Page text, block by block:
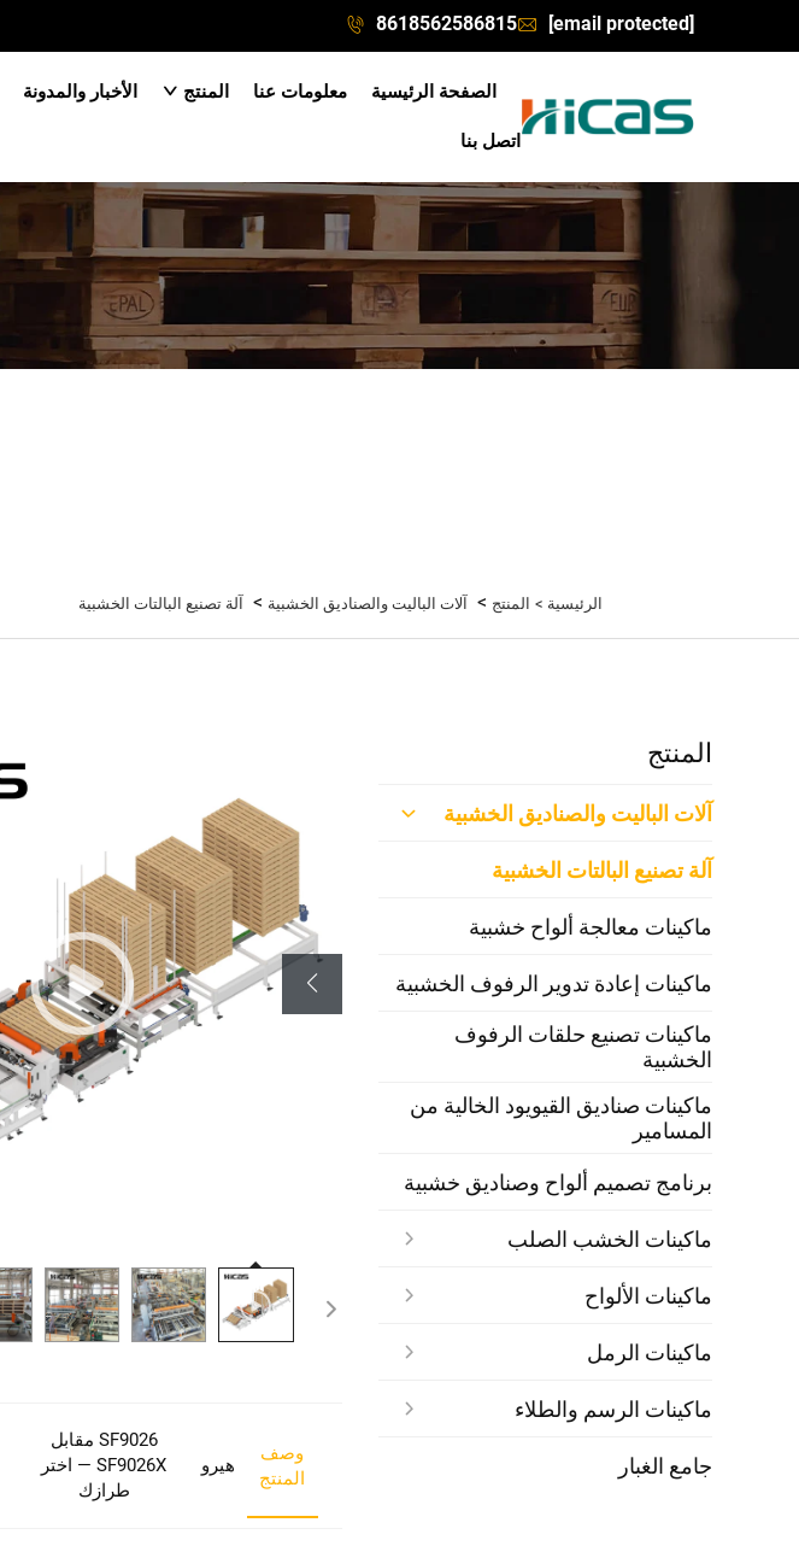
[email protected]
8618562586815
الصفحة الرئيسية معلومات عنا المنتج الأخبار والمدونة
اتصل بنا
الرئيسية > المنتج > آلات الباليت والصناديق الخشبية > آلة تصنيع البالتات الخشبية
المنتج
آلات الباليت والصناديق الخشبية
آلة تصنيع البالتات الخشبية
ماكينات معالجة ألواح خشبية
ماكينات إعادة تدوير الرفوف الخشبية
ماكينات تصنيع حلقات الرفوف
الخشبية
ماكينات صناديق القيويود الخالية من
المسامير
برنامج تصميم ألواح وصناديق خشبية
ماكينات الخشب الصلب
ماكينات الألواح
ماكينات الرمل
ماكينات الرسم والطلاء
جامع الغبار
وصف
المنتج
هيرو
SF9026 مقابل
SF9026X — اختر
طرازك